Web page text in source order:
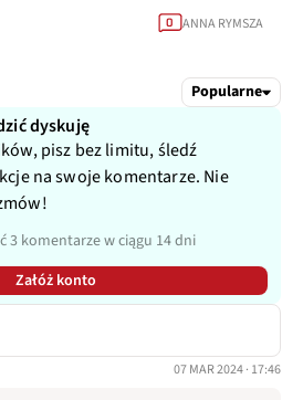
0 ANNA RYMSZA
Popularne
dyskuję
pisz bez limitu, śledź
na swoje komentarze. Nie
3 komentarze w ciągu 14 dni
Załóż konto
07 MAR 2024 · 17:46